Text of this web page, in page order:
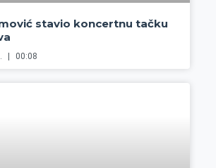
stavio koncertnu tačku
00:08